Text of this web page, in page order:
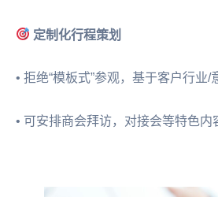
定制化行程策划
• 拒绝“模板式”参观，基于客户行业/
• 可安排商会拜访，对接会等特色内